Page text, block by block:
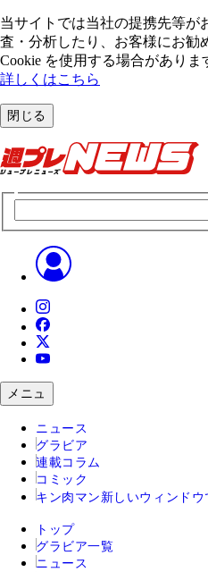
当サイトでは当社の提携先等が
査・分析したり、お客様にお勧
Cookie を使⽤する場合がありま
詳しくはこちら
閉じる
メニュ
ニュース
グラビア
連載コラム
コミック
キン肉マン 新しいウィンドウ
トップ
グラビア一覧
ニュース